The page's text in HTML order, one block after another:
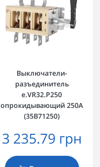
Выключатели-
разъединитель
e.VR32.P250
опрокидывающий 250А
(35В71250)
3 235.79 грн